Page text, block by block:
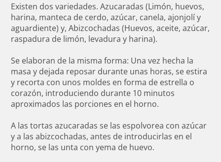
Existen dos variedades. Azucaradas (Limón, huevos,
harina, manteca de cerdo, azúcar, canela, ajonjolí y
aguardiente) y, Abizcochadas (Huevos, aceite, azúcar,
raspadura de limón, levadura y harina).
Se elaboran de la misma forma: Una vez hecha la
masa y dejada reposar durante unas horas, se estira
y recorta con unos moldes en forma de estrella o
corazón, introduciendo durante 10 minutos
aproximados las porciones en el horno.
A las tortas azucaradas se las espolvorea con azúcar
y a las abizcochadas, antes de introducirlas en el
horno, se las unta con yema de huevo.